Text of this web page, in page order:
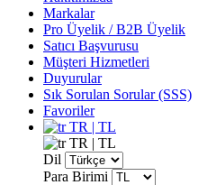
Markalar
Pro Üyelik / B2B Üyelik
Satıcı Başvurusu
Müşteri Hizmetleri
Duyurular
Sık Sorulan Sorular (SSS)
Favoriler
TR | TL
TR | TL
Dil
Para Birimi